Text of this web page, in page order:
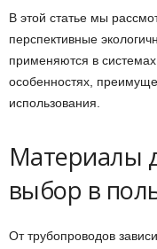
В этой статье мы
перспективные
применяются в
особенностях,
использования.
Материалы
выбор в
От трубопроводов